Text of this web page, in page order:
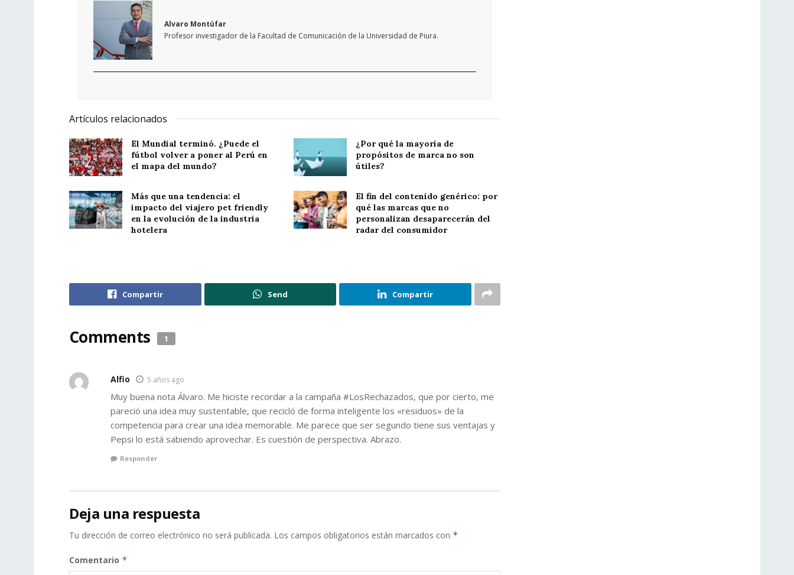
Alvaro Montúfar
Profesor investigador de la Facultad de Comunicación de la Universidad de Piura.
Artículos relacionados
El Mundial terminó. ¿Puede el
fútbol volver a poner al Perú en
el mapa del mundo?
¿Por qué la mayoría de
propósitos de marca no son
útiles?
Más que una tendencia: el
impacto del viajero pet friendly
en la evolución de la industria
hotelera
El fin del contenido genérico: por
qué las marcas que no
personalizan desaparecerán del
radar del consumidor
Compartir Send Compartir
Comments 1
Alfio 5 años ago
Muy buena nota Álvaro. Me hiciste recordar a la campaña #LosRechazados, que por cierto, me
pareció una idea muy sustentable, que recicló de forma inteligente los «residuos» de la
competencia para crear una idea memorable. Me parece que ser segundo tiene sus ventajas y
Pepsi lo está sabiendo aprovechar. Es cuestión de perspectiva. Abrazo.
Responder
Deja una respuesta
Tu dirección de correo electrónico no será publicada. Los campos obligatorios están marcados con *
Comentario *